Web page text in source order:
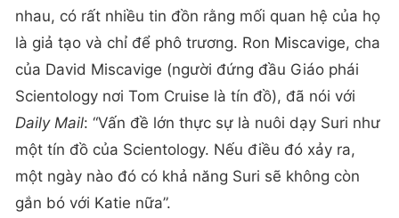
nhau, có rất nhiều tin đồn rằng mối quan hệ của họ
là giả tạo và chỉ để phô trương. Ron Miscavige, cha
của David Miscavige (người đứng đầu Giáo phái
Scientology nơi Tom Cruise là tín đồ), đã nói với
Daily Mail: “Vấn đề lớn thực sự là nuôi dạy Suri như
một tín đồ của Scientology. Nếu điều đó xảy ra,
một ngày nào đó có khả năng Suri sẽ không còn
gắn bó với Katie nữa”.